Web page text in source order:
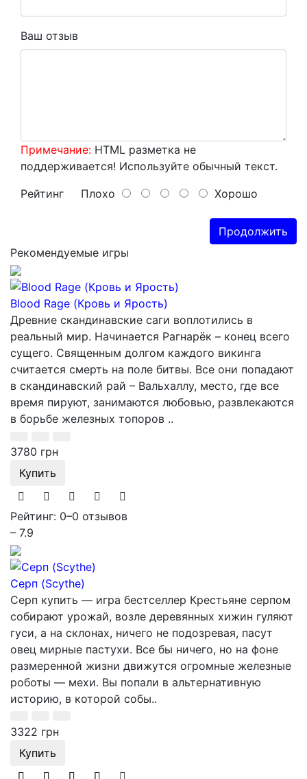
Ваш отзыв
Примечание: HTML разметка не
поддерживается! Используйте обычный текст.
Рейтинг Плохо Хорошо
Продолжить
Рекомендуемые игры
Blood Rage (Кровь и Ярость)
Древние скандинавские саги воплотились в
реальный мир. Начинается Рагнарёк – конец всего
сущего. Священным долгом каждого викинга
считается смерть на поле битвы. Все они попадают
в скандинавский рай – Вальхаллу, место, где все
время пируют, занимаются любовью, развлекаются
в борьбе железных топоров ..
3780 грн
Купить
Рейтинг: 0–0 отзывов
– 7.9
Серп (Scythe)
Серп купить — игра бестселлер Крестьяне серпом
собирают урожай, возле деревянных хижин гуляют
гуси, а на склонах, ничего не подозревая, пасут
овец мирные пастухи. Все бы ничего, но на фоне
размеренной жизни движутся огромные железные
роботы — мехи. Вы попали в альтернативную
историю, в которой собы..
3322 грн
Купить